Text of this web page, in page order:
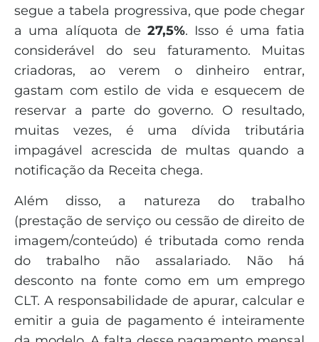
segue a tabela progressiva, que pode chegar
a uma alíquota de 27,5%. Isso é uma fatia
considerável do seu faturamento. Muitas
criadoras, ao verem o dinheiro entrar,
gastam com estilo de vida e esquecem de
reservar a parte do governo. O resultado,
muitas vezes, é uma dívida tributária
impagável acrescida de multas quando a
notificação da Receita chega.
Além disso, a natureza do trabalho
(prestação de serviço ou cessão de direito de
imagem/conteúdo) é tributada como renda
do trabalho não assalariado. Não há
desconto na fonte como em um emprego
CLT. A responsabilidade de apurar, calcular e
emitir a guia de pagamento é inteiramente